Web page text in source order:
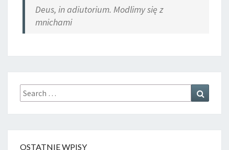
Deus, in adiutorium. Modlimy się z
mnichami
Search
for:
OSTATNIE WPISY